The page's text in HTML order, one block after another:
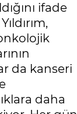
ifade
da kanseri
daha